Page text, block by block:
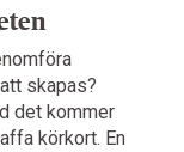
skapas?
det kommer
körkort. En